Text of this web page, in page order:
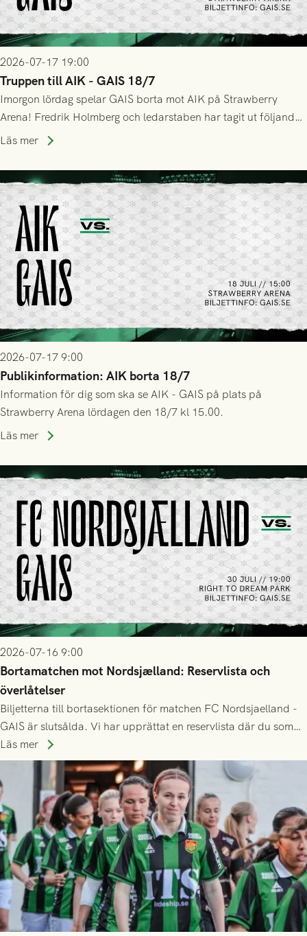
2026-07-17 19:00
Truppen till AIK - GAIS 18/7
Imorgon lördag spelar GAIS borta mot AIK på Strawberry
Arena! Fredrik Holmberg och ledarstaben har tagit ut följande
trupp till matchen:
Läs mer
2026-07-17 9:00
Publikinformation: AIK borta 18/7
Information för dig som ska se AIK - GAIS på plats på
Strawberry Arena lördagen den 18/7 kl 15.00.
Läs mer
2026-07-16 9:00
Bortamatchen mot Nordsjælland: Reservlista och
överlåtelser
Biljetterna till bortasektionen för matchen FC Nordsjaelland -
GAIS är slutsålda. Vi har upprättat en reservlista där du som
ännu inte har någon biljett kan anmäla ditt intresse. Du kan
inte själv överlåta din biljett till någon annan.
Läs mer